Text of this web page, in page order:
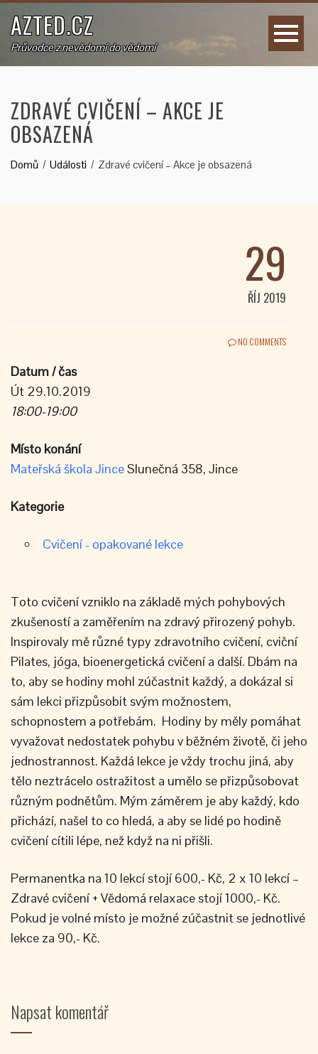
AZTED.CZ
Průvodce z nevědomí do vědomí
ZDRAVÉ CVIČENÍ – AKCE JE
OBSAZENÁ
Domů Události Zdravé cvičení – Akce je obsazená
29
ŘÍJ 2019
NO COMMENTS
Datum / čas
Út 29.10.2019
18:00-19:00
Místo konání
Mateřská škola JinceSlunečná 358, Jince
Kategorie
Cvičení - opakované lekce
Toto cvičení vzniklo na základě mých pohybových
zkušeností a zaměřením na zdravý přirozený pohyb.
Inspirovaly mě různé typy zdravotního cvičení, cviční
Pilates, jóga, bioenergetická cvičení a další. Dbám na
to, aby se hodiny mohl zúčastnit každý, a dokázal si
sám lekci přizpůsobit svým možnostem,
schopnostem a potřebám. Hodiny by měly pomáhat
vyvažovat nedostatek pohybu v běžném životě, či jeho
jednostrannost. Každá lekce je vždy trochu jiná, aby
tělo neztrácelo ostražitost a umělo se přizpůsobovat
různým podnětům. Mým záměrem je aby každý, kdo
přichází, našel to co hledá, a aby se lidé po hodině
cvičení cítili lépe, než když na ni přišli.
Permanentka na 10 lekcí stojí 600,- Kč, 2 x 10 lekcí –
Zdravé cvičení + Vědomá relaxace stojí 1000,- Kč.
Pokud je volné místo je možné zúčastnit se jednotlivé
lekce za 90,- Kč.
Napsat komentář